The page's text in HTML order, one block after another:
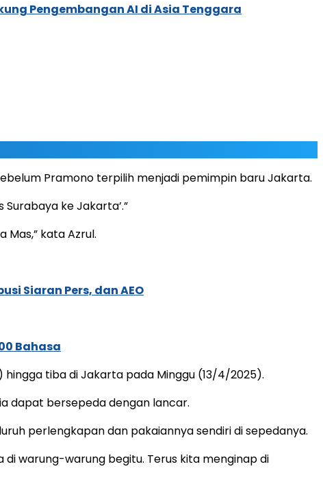
Pengembangan AI di Asia Tenggara
Pramono terpilih menjadi pemimpin baru Jakarta.
ke Jakarta’.”
Mas,” kata Azrul.
Siaran Pers, dan AEO
Bahasa
tiba di Jakarta pada Minggu (13/4/2025).
dapat bersepeda dengan lancar.
perlengkapan dan pakaiannya sendiri di sepedanya.
warung-warung begitu. Terus kita menginap di